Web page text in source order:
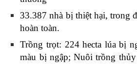
33.387 nhà bị thiệt hại, trong
hoàn toàn.
Trồng trọt: 224 hecta lúa bị
màu bị ngập; Nuôi trồng